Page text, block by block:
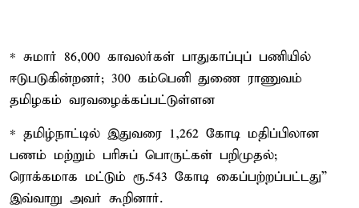
* சுமார் 86,000 காவலர்கள் பாதுகாப்புப் பணியில்
ஈடுபடுகின்றனர்; 300 கம்பெனி துணை ராணுவம்
தமிழகம் வரவழைக்கப்பட்டுள்ளன
* தமிழ்நாட்டில் இதுவரை 1,262 கோடி மதிப்பிலான
பணம் மற்றும் பரிசுப் பொருட்கள் பறிமுதல்;
ரொக்கமாக மட்டும் ரூ.543 கோடி கைப்பற்றப்பட்டது”
இவ்வாறு அவர் கூறினார்.